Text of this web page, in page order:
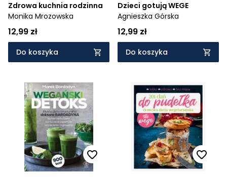
Zdrowa kuchnia rodzinna
Monika Mrozowska
12,99 zł
Do koszyka
Dzieci gotują WEGE
Agnieszka Górska
12,99 zł
Do koszyka